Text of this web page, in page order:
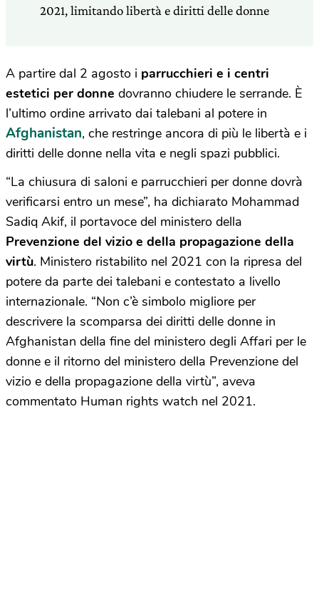
2021, limitando libertà e diritti delle donne
A partire dal 2 agosto i parrucchieri e i centri
estetici per donne dovranno chiudere le serrande. È
l’ultimo ordine arrivato dai talebani al potere in
Afghanistan, che restringe ancora di più le libertà e i
diritti delle donne nella vita e negli spazi pubblici.
“La chiusura di saloni e parrucchieri per donne dovrà
verificarsi entro un mese”, ha dichiarato Mohammad
Sadiq Akif, il portavoce del ministero della
Prevenzione del vizio e della propagazione della
virtù. Ministero ristabilito nel 2021 con la ripresa del
potere da parte dei talebani e contestato a livello
internazionale. “Non c’è simbolo migliore per
descrivere la scomparsa dei diritti delle donne in
Afghanistan della fine del ministero degli Affari per le
donne e il ritorno del ministero della Prevenzione del
vizio e della propagazione della virtù”, aveva
commentato Human rights watch nel 2021.